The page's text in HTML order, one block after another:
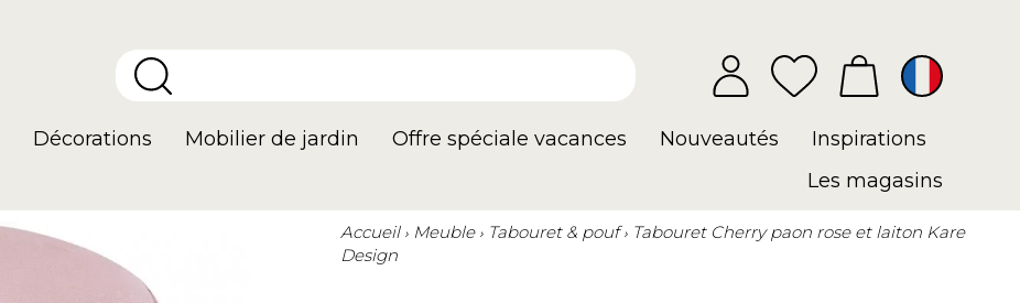
Décorations Mobilier de jardin Offre spéciale vacances Nouveautés
Inspirations
Les magasins
Accueil Meuble Tabouret & pouf
Tabouret Cherry paon rose et laiton Kare
Design